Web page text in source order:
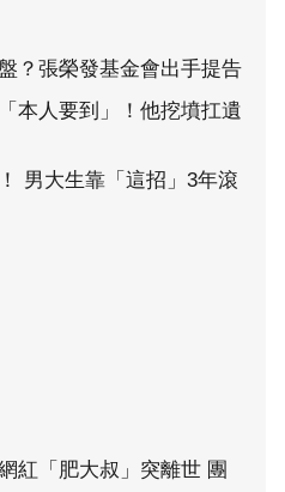
？張榮發基金會出手提告
本人要到」！他挖墳扛遺
男大生靠「這招」3年滾
紅「肥大叔」突離世 團